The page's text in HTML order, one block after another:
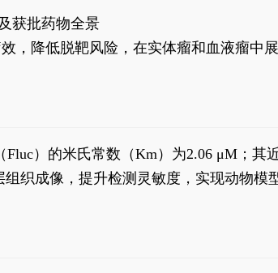
获批药物全景
，降低脱靶风险，在实体瘤和血液瘤中
）的米氏常数（Km）为2.06 μM；其
灵敏度、非侵入式生物发光动态追踪。
织成像，提升检测灵敏度，实现动物模